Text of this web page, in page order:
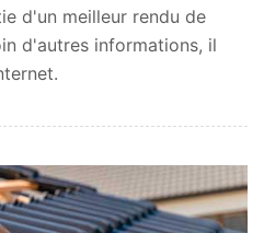
d'un meilleur rendu de
d'autres informations, il